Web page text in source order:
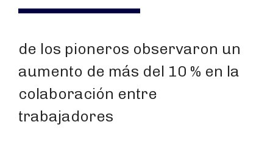
de los pioneros observaron un
aumento de más del 10 % en la
colaboración entre
trabajadores